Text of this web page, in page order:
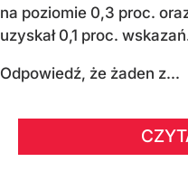
na poziomie 0,3 proc.
uzyskał 0,1 proc.
Odpowiedź, że żaden z...